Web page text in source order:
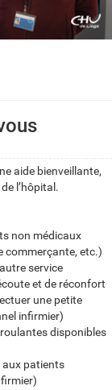
aide bienveillante,
l’hôpital.
non médicaux
commerçante, etc.)
service
et de réconfort
une petite
infirmier)
disponibles
aux patients